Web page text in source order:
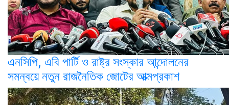
এনসিপি, এবি পার্টি ও রাষ্ট্র সংস্কার আন্দোলনের
সমন্বয়ে নতুন রাজনৈতিক জোটের আত্মপ্রকাশ